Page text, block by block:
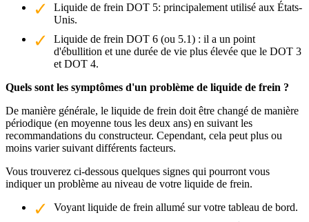
Liquide de frein DOT 5: principalement utilisé aux États-
Unis.
Liquide de frein DOT 6 (ou 5.1) : il a un point
d'ébullition et une durée de vie plus élevée que le DOT 3
et DOT 4.
Quels sont les symptômes d'un problème de liquide de frein ?
De manière générale, le liquide de frein doit être changé de manière
périodique (en moyenne tous les deux ans) en suivant les
recommandations du constructeur. Cependant, cela peut plus ou
moins varier suivant différents facteurs.
Vous trouverez ci-dessous quelques signes qui pourront vous
indiquer un problème au niveau de votre liquide de frein.
Voyant liquide de frein allumé sur votre tableau de bord.